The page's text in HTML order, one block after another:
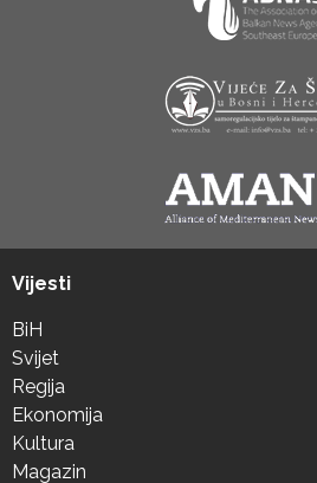
Vijesti
BiH
Svijet
Regija
Ekonomija
Kultura
Magazin